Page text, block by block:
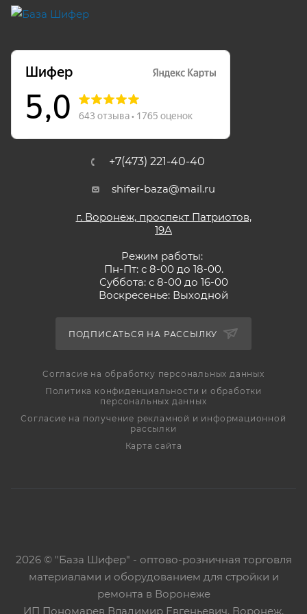
+7(473) 221-40-40
shifer-baza@mail.ru
г. Воронеж, проспект Патриотов,
19А
Режим работы:
Пн-Пт: с 8-00 до 18-00.
Суббота: с 8-00 до 16-00
Воскресенье: Выходной
ПОДПИСАТЬСЯ НА РАССЫЛКУ
Cогласие на обработку персональных данных
Политика конфиденциальности и обработки
персональных данных
Согласие на получение рекламной и информационной
рассылки
Карта сайта
2026 © "База Шифер" - оптово-розничная торговля
материалами и оборудованием для стройки и
ремонта в Воронеже
ИП Пономарев Владимир Евгеньевич. Воронеж,